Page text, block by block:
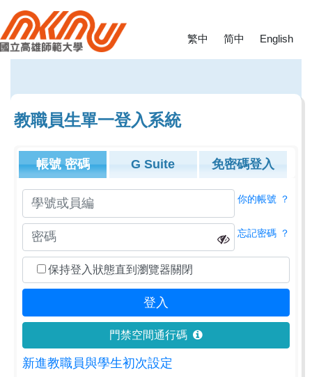
繁中 简中 English
教職員生單一登入系統
帳號 密碼 G Suite 免密碼登入
你的帳號 ？
忘記密碼 ？
保持登入狀態直到瀏覽器關閉
門禁空間通行碼
新進教職員與學生初次設定